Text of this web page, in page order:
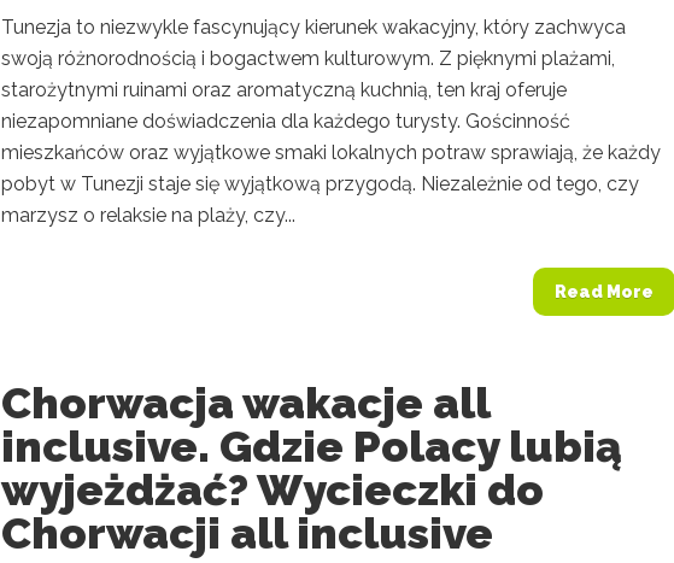
Tunezja to niezwykle fascynujący kierunek wakacyjny, który zachwyca
swoją różnorodnością i bogactwem kulturowym. Z pięknymi plażami,
starożytnymi ruinami oraz aromatyczną kuchnią, ten kraj oferuje
niezapomniane doświadczenia dla każdego turysty. Gościnność
mieszkańców oraz wyjątkowe smaki lokalnych potraw sprawiają, że każdy
pobyt w Tunezji staje się wyjątkową przygodą. Niezależnie od tego, czy
marzysz o relaksie na plaży, czy...
Read More
Chorwacja wakacje all
inclusive. Gdzie Polacy lubią
wyjeżdżać? Wycieczki do
Chorwacji all inclusive